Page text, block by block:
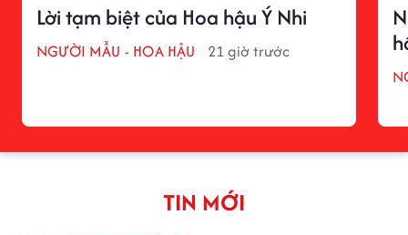
Lời tạm biệt của Hoa hậu Ý Nhi
NGƯỜI MẪU - HOA HẬU 21 giờ trước
TIN MỚI